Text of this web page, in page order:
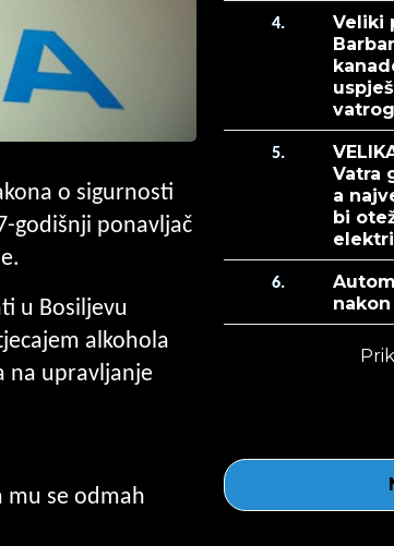
o sigurnosti
godišnji ponavljač
u Bosiljevu
alkohola
na upravljanje
mu se odmah
4.
Veliki
5.
Vatra
a
bi
6.